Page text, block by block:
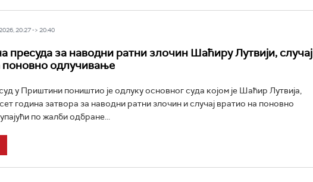
20:27 -> 20:40
пресуда за наводни ратни злочин Шаћиру Лутвији, случај
поновно одлучивање
у Приштини поништио је одлуку основног суда којом је Шаћир Лутвија,
година затвора за наводни ратни злочин и случај вратио на поновно
по жалби одбране...